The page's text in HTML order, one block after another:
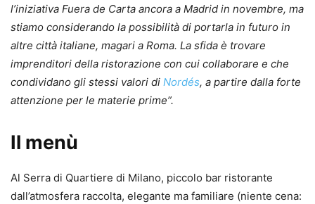
l’iniziativa Fuera de Carta ancora a Madrid in novembre, ma
stiamo considerando la possibilità di portarla in futuro in
altre città italiane, magari a Roma. La sfida è trovare
imprenditori della ristorazione con cui collaborare e che
condividano gli stessi valori di Nordés, a partire dalla forte
attenzione per le materie prime”.
Il menù
Al Serra di Quartiere di Milano, piccolo bar ristorante
dall’atmosfera raccolta, elegante ma familiare (niente cena: